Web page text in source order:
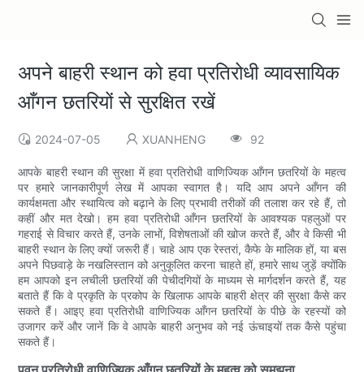
अपने बाहरी स्थान को हवा प्रतिरोधी व्यावसायिक
आँगन छतरियों से सुरक्षित रखें
2024-07-05 XUANHENG 92
आपके बाहरी स्थान की सुरक्षा में हवा प्रतिरोधी वाणिज्यिक आँगन छतरियों के महत्व
पर हमारे जानकारीपूर्ण लेख में आपका स्वागत है। यदि आप अपने आँगन की
कार्यक्षमता और स्थायित्व को बढ़ाने के लिए प्रभावी तरीकों की तलाश कर रहे हैं, तो
कहीं और मत देखो। हम हवा प्रतिरोधी आँगन छतरियों के आवश्यक पहलुओं पर
गहराई से विचार करते हैं, उनके लाभों, विशेषताओं की खोज करते हैं, और वे किसी भी
बाहरी स्थान के लिए क्यों जरूरी हैं। चाहे आप एक रेस्तरां, कैफे के मालिक हों, या बस
अपने पिछवाड़े के नखलिस्तान को अनुकूलित करना चाहते हों, हमारे साथ जुड़ें क्योंकि
हम आपको इन लचीली छतरियों की पेचीदगियों के माध्यम से मार्गदर्शन करते हैं, यह
बताते हैं कि वे प्रकृति के प्रकोप के खिलाफ आपके बाहरी क्षेत्र की सुरक्षा कैसे कर
सकते हैं। आइए हवा प्रतिरोधी वाणिज्यिक आँगन छतरियों के पीछे के रहस्यों को
उजागर करें और जानें कि वे आपके बाहरी अनुभव को नई ऊंचाइयों तक कैसे पहुंचा
सकते हैं।